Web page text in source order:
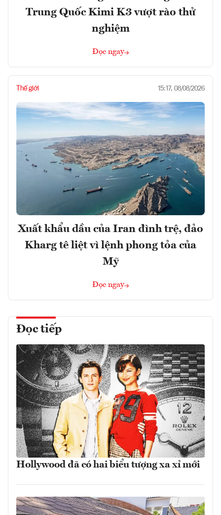
Trung Quốc Kimi K3 vượt rào thử
nghiệm
Đọc ngay
Thế giới 15:17, 08/08/2026
Xuất khẩu dầu của Iran đình trệ, đảo
Kharg tê liệt vì lệnh phong tỏa của
Mỹ
Đọc ngay
Đọc tiếp
Hollywood đã có hai biểu tượng xa xỉ mới